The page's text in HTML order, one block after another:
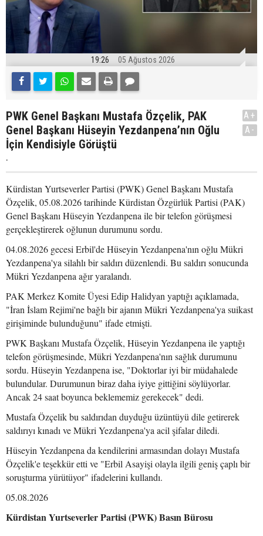
19:26 05 Ağustos 2026
PWK Genel Başkanı Mustafa Özçelik, PAK
Genel Başkanı Hüseyin Yezdanpena’nın Oğlu
İçin Kendisiyle Görüştü
.
A+
A-
Kürdistan Yurtseverler Partisi (PWK) Genel Başkanı Mustafa
Özçelik, 05.08.2026 tarihinde Kürdistan Özgürlük Partisi (PAK)
Genel Başkanı Hüseyin Yezdanpena ile bir telefon görüşmesi
gerçekleştirerek oğlunun durumunu sordu.
04.08.2026 gecesi Erbil'de Hüseyin Yezdanpena'nın oğlu Mükri
Yezdanpena'ya silahlı bir saldırı düzenlendi. Bu saldırı sonucunda
Mükri Yezdanpena ağır yaralandı.
PAK Merkez Komite Üyesi Edip Halidyan yaptığı açıklamada,
"İran İslam Rejimi'ne bağlı bir ajanın Mükri Yezdanpena'ya suikast
girişiminde bulunduğunu" ifade etmişti.
PWK Başkanı Mustafa Özçelik, Hüseyin Yezdanpena ile yaptığı
telefon görüşmesinde, Mükri Yezdanpena'nın sağlık durumunu
sordu. Hüseyin Yezdanpena ise, "Doktorlar iyi bir müdahalede
bulundular. Durumunun biraz daha iyiye gittiğini söylüyorlar.
Ancak 24 saat boyunca beklememiz gerekecek" dedi.
Mustafa Özçelik bu saldırıdan duyduğu üzüntüyü dile getirerek
saldırıyı kınadı ve Mükri Yezdanpena'ya acil şifalar diledi.
Hüseyin Yezdanpena da kendilerini armasından dolayı Mustafa
Özçelik'e teşekkür etti ve "Erbil Asayişi olayla ilgili geniş çaplı bir
soruşturma yürütüyor" ifadelerini kullandı.
05.08.2026
Kürdistan Yurtseverler Partisi (PWK) Basın Bürosu